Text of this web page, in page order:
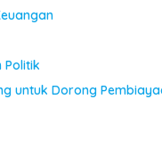
Politik
untuk Dorong